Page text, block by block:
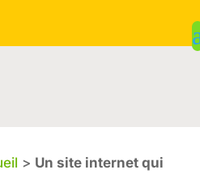
> Un site internet qui